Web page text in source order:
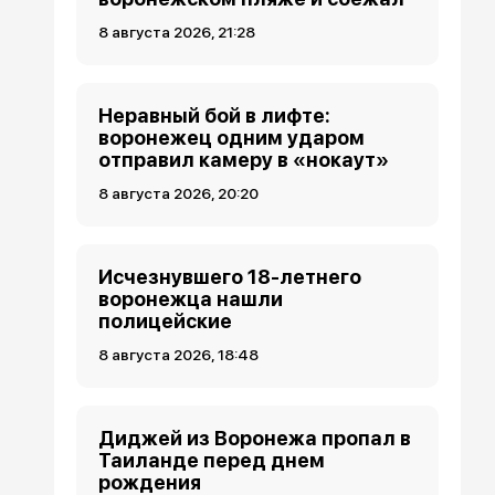
8 августа 2026, 21:28
Неравный бой в лифте:
воронежец одним ударом
отправил камеру в «нокаут»
8 августа 2026, 20:20
Исчезнувшего 18-летнего
воронежца нашли
полицейские
8 августа 2026, 18:48
Диджей из Воронежа пропал в
Таиланде перед днем
рождения